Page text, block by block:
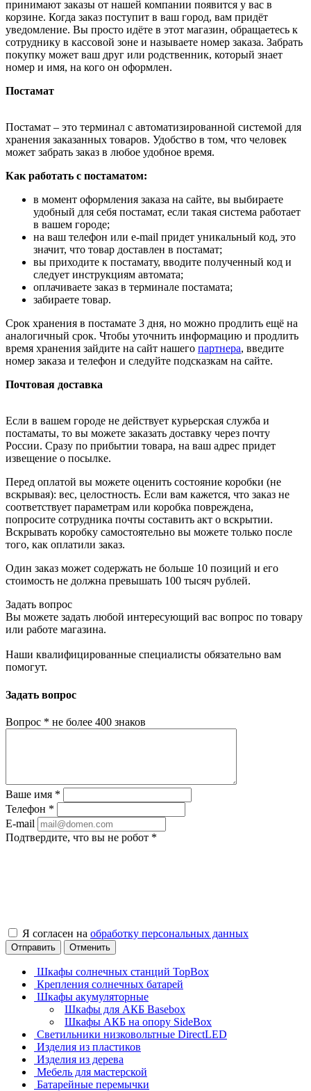
принимают заказы от нашей компании появится у вас в
корзине. Когда заказ поступит в ваш город, вам придёт
уведомление. Вы просто идёте в этот магазин, обращаетесь к
сотруднику в кассовой зоне и называете номер заказа. Забрать
покупку может ваш друг или родственник, который знает
номер и имя, на кого он оформлен.
Постамат
Постамат – это терминал с автоматизированной системой для
хранения заказанных товаров. Удобство в том, что человек
может забрать заказ в любое удобное время.
Как работать с постаматом:
в момент оформления заказа на сайте, вы выбираете
удобный для себя постамат, если такая система работает
в вашем городе;
на ваш телефон или e-mail придет уникальный код, это
значит, что товар доставлен в постамат;
вы приходите к постамату, вводите полученный код и
следует инструкциям автомата;
оплачиваете заказ в терминале постамата;
забираете товар.
Срок хранения в постамате 3 дня, но можно продлить ещё на
аналогичный срок. Чтобы уточнить информацию и продлить
время хранения зайдите на сайт нашего партнера, введите
номер заказа и телефон и следуйте подсказкам на сайте.
Почтовая доставка
Если в вашем городе не действует курьерская служба и
постаматы, то вы можете заказать доставку через почту
России. Сразу по прибытии товара, на ваш адрес придет
извещение о посылке.
Перед оплатой вы можете оценить состояние коробки (не
вскрывая): вес, целостность. Если вам кажется, что заказ не
соответствует параметрам или коробка повреждена,
попросите сотрудника почты составить акт о вскрытии.
Вскрывать коробку самостоятельно вы можете только после
того, как оплатили заказ.
Один заказ может содержать не больше 10 позиций и его
стоимость не должна превышать 100 тысяч рублей.
Задать вопрос
Вы можете задать любой интересующий вас вопрос по товару
или работе магазина.
Наши квалифицированные специалисты обязательно вам
помогут.
Задать вопрос
Вопрос * не более 400 знаков
Ваше имя *
Телефон *
E-mail
Подтвердите, что вы не робот *
Я согласен на обработку персональных данных
Отправить Отменить
Шкафы солнечных станций TopBox
Крепления солнечных батарей
Шкафы акумуляторные
Шкафы для АКБ Basebox
Шкафы АКБ на опору SideBox
Светильники низковольтные DirectLED
Изделия из пластиков
Изделия из дерева
Мебель для мастерской
Батарейные перемычки